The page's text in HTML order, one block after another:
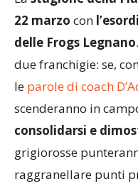
22 marzo con
delle Frogs Legnano
due franchigie: se,
le parole di coach
scenderanno in
consolidarsi e
grigiorosse
raggranellare punti